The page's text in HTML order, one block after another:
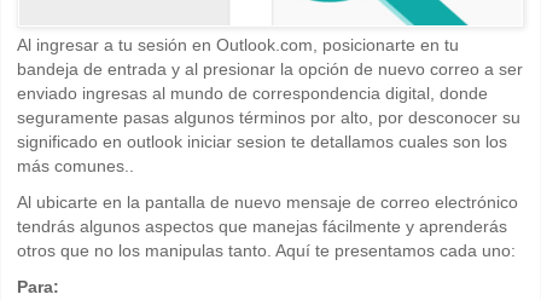
Al ingresar a tu sesión en Outlook.com, posicionarte en tu
bandeja de entrada y al presionar la opción de nuevo correo a ser
enviado ingresas al mundo de correspondencia digital, donde
seguramente pasas algunos términos por alto, por desconocer su
significado en outlook iniciar sesion te detallamos cuales son los
más comunes..
Al ubicarte en la pantalla de nuevo mensaje de correo electrónico
tendrás algunos aspectos que manejas fácilmente y aprenderás
otros que no los manipulas tanto. Aquí te presentamos cada uno:
Para: